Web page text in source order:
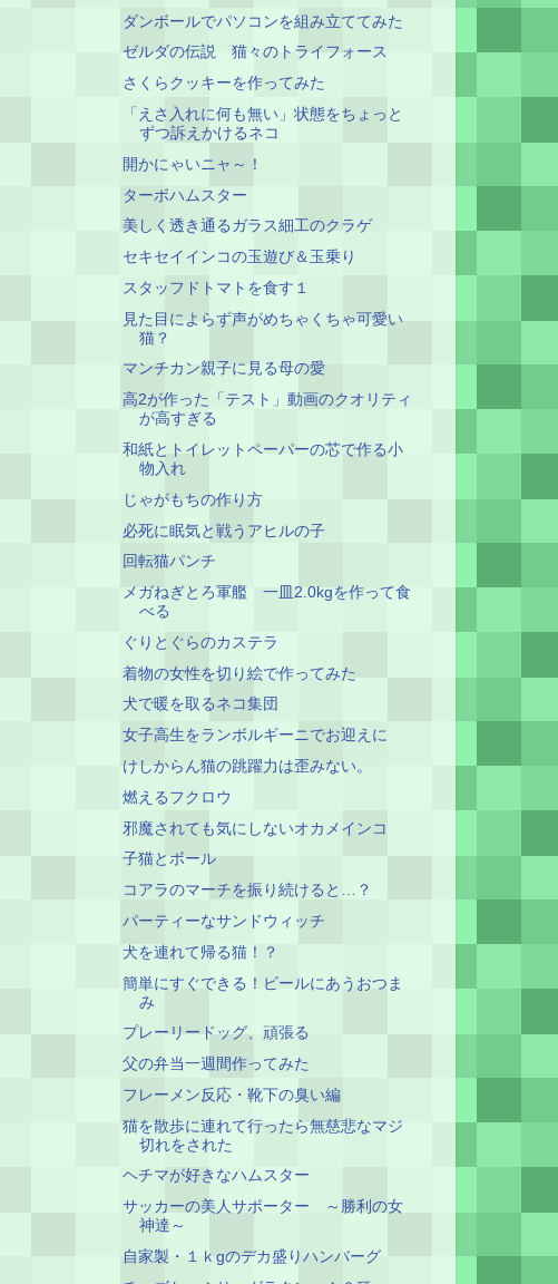
ダンボールでパソコンを組み立ててみた
ゼルダの伝説 猫々のトライフォース
さくらクッキーを作ってみた
「えさ入れに何も無い」状態をちょっと
ずつ訴えかけるネコ
開かにゃいニャ～！
ターボハムスター
美しく透き通るガラス細工のクラゲ
セキセイインコの玉遊び＆玉乗り
スタッフドトマトを食す１
見た目によらず声がめちゃくちゃ可愛い
猫？
マンチカン親子に見る母の愛
高2が作った「テスト」動画のクオリティ
が高すぎる
和紙とトイレットペーパーの芯で作る小
物入れ
じゃがもちの作り方
必死に眠気と戦うアヒルの子
回転猫パンチ
メガねぎとろ軍艦 一皿2.0kgを作って食
べる
ぐりとぐらのカステラ
着物の女性を切り絵で作ってみた
犬で暖を取るネコ集団
女子高生をランボルギーニでお迎えに
けしからん猫の跳躍力は歪みない。
燃えるフクロウ
邪魔されても気にしないオカメインコ
子猫とボール
コアラのマーチを振り続けると…？
パーティーなサンドウィッチ
犬を連れて帰る猫！？
簡単にすぐできる！ビールにあうおつま
み
プレーリードッグ、頑張る
父の弁当一週間作ってみた
フレーメン反応・靴下の臭い編
猫を散歩に連れて行ったら無慈悲なマジ
切れをされた
ヘチマが好きなハムスター
サッカーの美人サポーター ～勝利の女
神達～
自家製・１ｋgのデカ盛りハンバーグ